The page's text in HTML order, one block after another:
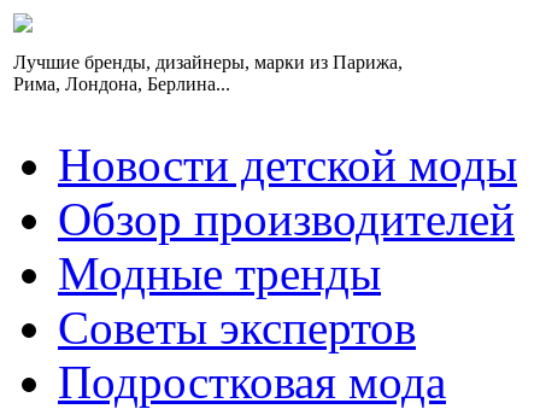
Лучшие бренды, дизайнеры, марки из Парижа,
Рима, Лондона, Берлина...
Новости детской моды
Обзор производителей
Модные тренды
Советы экспертов
Подростковая мода